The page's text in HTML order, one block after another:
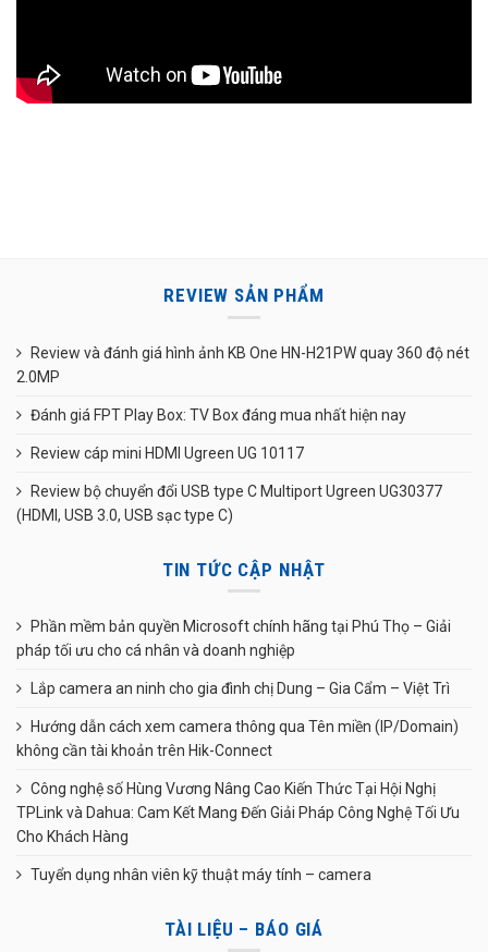
REVIEW SẢN PHẨM
Review và đánh giá hình ảnh KB One HN-H21PW quay 360 độ nét
2.0MP
Đánh giá FPT Play Box: TV Box đáng mua nhất hiện nay
Review cáp mini HDMI Ugreen UG 10117
Review bộ chuyển đổi USB type C Multiport Ugreen UG30377
(HDMI, USB 3.0, USB sạc type C)
TIN TỨC CẬP NHẬT
Phần mềm bản quyền Microsoft chính hãng tại Phú Thọ – Giải
pháp tối ưu cho cá nhân và doanh nghiệp
Lắp camera an ninh cho gia đình chị Dung – Gia Cẩm – Việt Trì
Hướng dẫn cách xem camera thông qua Tên miền (IP/Domain)
không cần tài khoản trên Hik-Connect
Công nghệ số Hùng Vương Nâng Cao Kiến Thức Tại Hội Nghị
TPLink và Dahua: Cam Kết Mang Đến Giải Pháp Công Nghệ Tối Ưu
Cho Khách Hàng
Tuyển dụng nhân viên kỹ thuật máy tính – camera
TÀI LIỆU – BÁO GIÁ